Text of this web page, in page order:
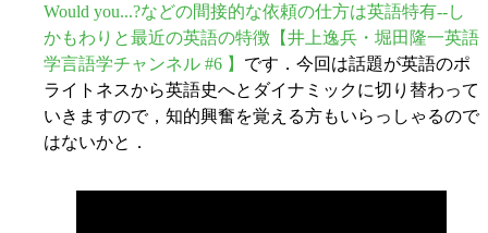
Would you...?などの間接的な依頼の仕方は英語特有--し
かもわりと最近の英語の特徴【井上逸兵・堀田隆一英語
学言語学チャンネル #6 】 です．今回は話題が英語のポ
ライトネスから英語史へとダイナミックに切り替わって
いきますので，知的興奮を覚える方もいらっしゃるので
はないかと．